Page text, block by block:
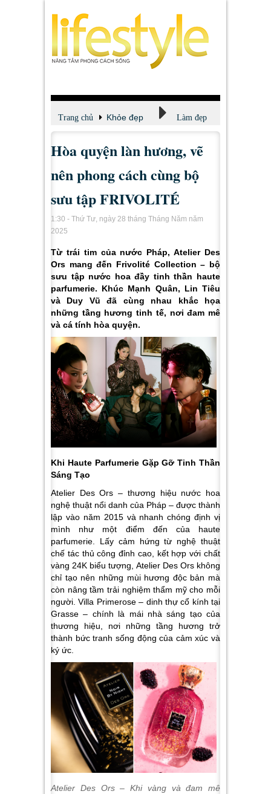
Trang chủ Khỏe đẹp Làm đẹp
Hòa quyện làn hương, vẽ
nên phong cách cùng bộ
sưu tập FRIVOLITÉ
1:30 - Thứ Tư, ngày 28 tháng Tháng Năm năm
2025
Từ trái tim của nước Pháp, Atelier Des
Ors mang đến Frivolité Collection – bộ
sưu tập nước hoa đầy tinh thần haute
parfumerie. Khúc Mạnh Quân, Lin Tiêu
và Duy Vũ đã cùng nhau khắc họa
những tầng hương tinh tế, nơi đam mê
và cá tính hòa quyện.
Khi Haute Parfumerie Gặp Gỡ Tinh Thần
Sáng Tạo
Atelier Des Ors – thương hiệu nước hoa
nghệ thuật nổi danh của Pháp – được thành
lập vào năm 2015 và nhanh chóng định vị
mình như một điểm đến của haute
parfumerie. Lấy cảm hứng từ nghệ thuật
chế tác thủ công đỉnh cao, kết hợp với chất
vàng 24K biểu tượng, Atelier Des Ors không
chỉ tạo nên những mùi hương độc bản mà
còn nâng tầm trải nghiệm thẩm mỹ cho mỗi
người. Villa Primerose – dinh thự cổ kính tại
Grasse – chính là mái nhà sáng tạo của
thương hiệu, nơi những tầng hương trở
thành bức tranh sống động của cảm xúc và
ký ức.
Atelier Des Ors – Khi vàng và đam mê